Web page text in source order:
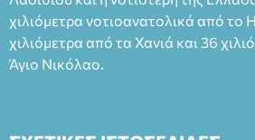
(Είσοδος ΕΠΑ.Λ.) Έναρξη 21:15
ΘΕΑΤΡΙΚΕΣ ΠΑΡΑΓΩΓΕΣ ΕΕ
χιλιόμετρα νοτιοανατολικά από το
χιλιόμετρα από τα Χανιά και 36
Άγιο Νικόλαο.